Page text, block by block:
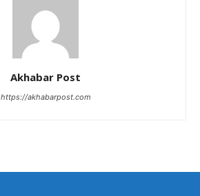
Akhabar Post
https://akhabarpost.com